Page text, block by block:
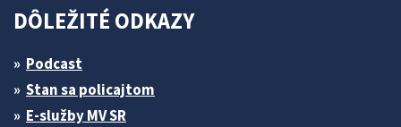
DÔLEŽITÉ ODKAZY
Podcast
Stan sa policajtom
E-služby MV SR